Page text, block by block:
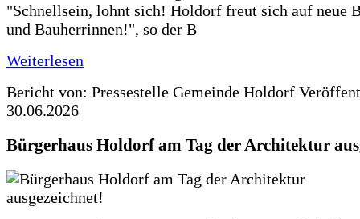
"Schnellsein, lohnt sich! Holdorf freut sich auf neue
und Bauherrinnen!", so der B
Weiterlesen
Bericht von: Pressestelle Gemeinde Holdorf
30.06.2026
Bürgerhaus Holdorf am Tag der Architektur